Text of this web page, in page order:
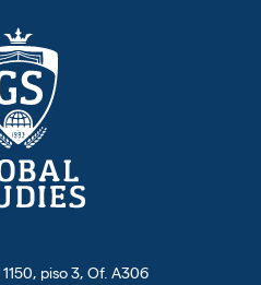
piso 3, Of. A306